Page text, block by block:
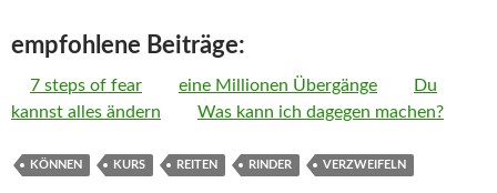
empfohlene Beiträge:
7 steps of fear eine Millionen Übergänge
Du
kannst alles ändern
Was kann ich dagegen machen?
KÖNNEN KURS REITEN RINDER VERZWEIFELN